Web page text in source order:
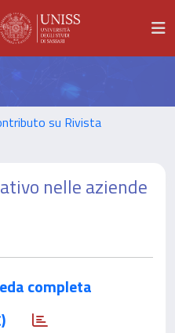
su Rivista
nelle aziende
completa